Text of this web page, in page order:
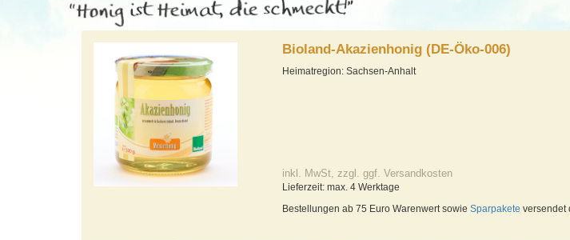
Bioland-Akazienhonig (DE-Öko-006)
Heimatregion: Sachsen-Anhalt
inkl. MwSt, zzgl. ggf. Versandkosten
Lieferzeit: max. 4 Werktage
Bestellungen ab 75 Euro Warenwert sowieSparpakete versendet